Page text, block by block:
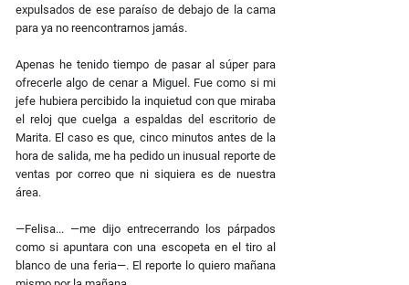
expulsados de ese paraíso de debajo de la cama
para ya no reencontrarnos jamás.
Apenas he tenido tiempo de pasar al súper para
ofrecerle algo de cenar a Miguel. Fue como si mi
jefe hubiera percibido la inquietud con que miraba
el reloj que cuelga a espaldas del escritorio de
Marita. El caso es que, cinco minutos antes de la
hora de salida, me ha pedido un inusual reporte de
ventas por correo que ni siquiera es de nuestra
área.
—Felisa... —me dijo entrecerrando los párpados
como si apuntara con una escopeta en el tiro al
blanco de una feria—. El reporte lo quiero mañana